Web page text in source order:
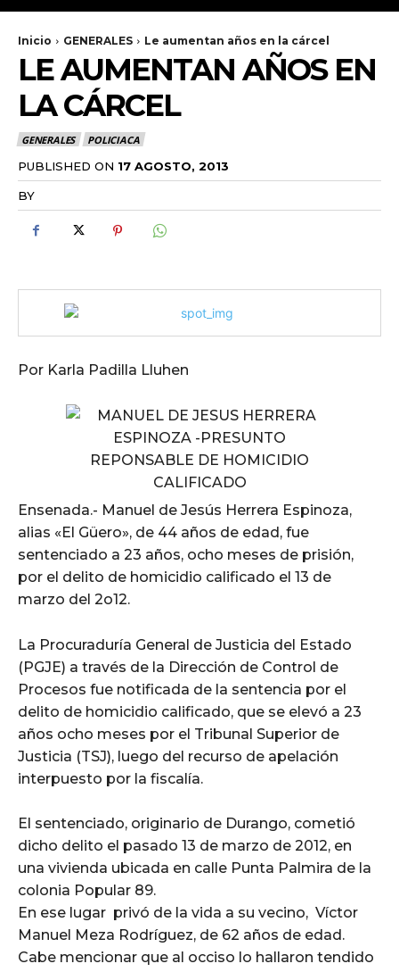
Inicio GENERALES Le aumentan años en la cárcel
LE AUMENTAN AÑOS EN
LA CÁRCEL
GENERALES POLICIACA
PUBLISHED ON 17 AGOSTO, 2013
BY
Por Karla Padilla Lluhen
Ensenada.- Manuel de Jesús Herrera Espinoza,
alias «El Güero», de 44 años de edad, fue
sentenciado a 23 años, ocho meses de prisión,
por el delito de homicidio calificado el 13 de
marzo del 2o12.
La Procuraduría General de Justicia del Estado
(PGJE) a través de la Dirección de Control de
Procesos fue notificada de la sentencia por el
delito de homicidio calificado, que se elevó a 23
años ocho meses por el Tribunal Superior de
Justicia (TSJ), luego del recurso de apelación
interpuesto por la fiscalía.
El sentenciado, originario de Durango, cometió
dicho delito el pasado 13 de marzo de 2012, en
una vivienda ubicada en calle Punta Palmira de la
colonia Popular 89.
En ese lugar privó de la vida a su vecino, Víctor
Manuel Meza Rodríguez, de 62 años de edad.
Cabe mencionar que al occiso lo hallaron tendido